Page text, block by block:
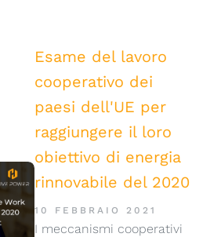
Esame del lavoro
cooperativo dei
paesi dell'UE per
raggiungere il loro
obiettivo di energia
rinnovabile del 2020
10 FEBBRAIO 2021
I meccanismi cooperativi